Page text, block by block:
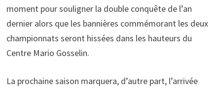
moment pour souligner la double conquête de l’an
dernier alors que les bannières commémorant les deux
championnats seront hissées dans les hauteurs du
Centre Mario Gosselin.
La prochaine saison marquera, d’autre part, l’arrivée